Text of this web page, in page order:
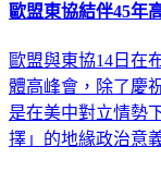
歐盟東協結伴45年
歐盟與東協14日在
體高峰會，除了慶
是在美中對立情勢
擇」的地緣政治意